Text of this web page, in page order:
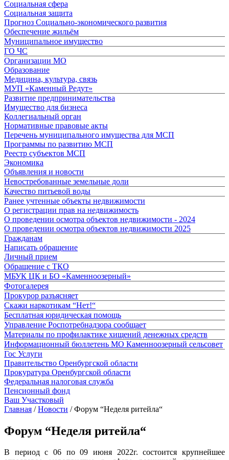
Социальная сфера
Социальная защита
Прогноз Социально-экономического развития
Обеспечение жильём
Муниципальное имущество
ГО ЧС
Организации МО
Образование
Медицина, культура, связь
МУП «Каменный Редут»
Развитие предпринимательства
Имущество для бизнеса
Коллегиальный орган
Нормативные правовые акты
Перечень муниципального имущества для МСП
Программы по развитию МСП
Реестр субъектов МСП
Экономика
Объявления и новости
Невостребованные земельные доли
Качество питьевой воды
Ранее учтенные объекты недвижимости
О регистрации прав на недвижимость
О проведении осмотра объектов недвижимости - 2024
О проведении осмотра объектов недвижимости 2025
Гражданам
Написать обращение
Личный прием
Обращение с ТКО
МБУК ЦК и БО «Каменноозерный»
Фотогалерея
Прокурор разъясняет
Скажи наркотикам “Нет!“
Бесплатная юридическая помощь
Управление Роспотребнадзора сообщает
Материалы по профилактике хищений денежных средств
Информационный бюллетень МО Каменноозерный сельсовет
Гос Услуги
Правительство Оренбургской области
Прокуратура Оренбургской области
Федеральная налоговая служба
Пенсионный фонд
Ваш Участковый
Главная /Новости /Форум “Неделя ритейла“
Форум “Неделя ритейла“
В период с 06 по 09 июня 2022г. состоится крупнейшее